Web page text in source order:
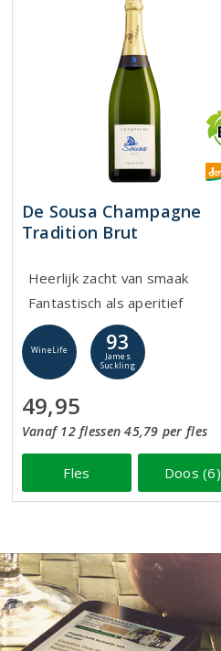
De Sousa Champagne
Tradition Brut
Heerlijk zacht van smaak
Fantastisch als aperitief
WineLife 93
James
Suckling
49,95
Vanaf 12 flessen 45,79 per fles
Fles Doos (6)